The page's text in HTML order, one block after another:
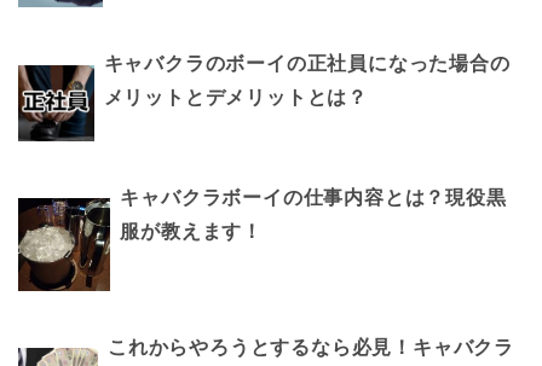
キャバクラのボーイの正社員になった場合の
メリットとデメリットとは？
キャバクラボーイの仕事内容とは？現役黒
服が教えます！
これからやろうとするなら必見！キャバクラ